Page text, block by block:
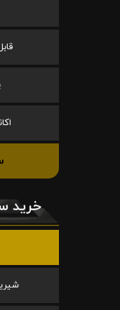
اکانت 3
خرید